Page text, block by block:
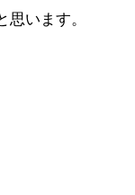
います。